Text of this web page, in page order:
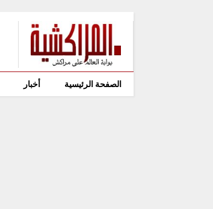
الصفحة الرئيسية أخبار